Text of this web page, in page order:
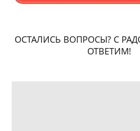
ОСТАЛИСЬ ВОПРОСЫ? С
ОТВЕТИМ!